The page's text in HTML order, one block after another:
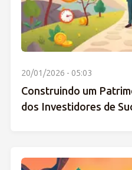
20/01/2026 - 05:03
Construindo um
dos Investidores de